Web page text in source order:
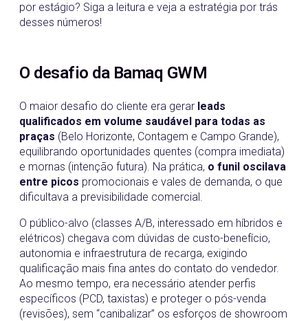
por estágio? Siga a leitura e veja a estratégia por trás
desses números!
O desafio da Bamaq GWM
O maior desafio do cliente era gerar leads
qualificados em volume saudável para todas as
praças (Belo Horizonte, Contagem e Campo Grande),
equilibrando oportunidades quentes (compra imediata)
e mornas (intenção futura). Na prática, o funil oscilava
entre picos promocionais e vales de demanda, o que
dificultava a previsibilidade comercial.
O público-alvo (classes A/B, interessado em híbridos e
elétricos) chegava com dúvidas de custo-benefício,
autonomia e infraestrutura de recarga, exigindo
qualificação mais fina antes do contato do vendedor.
Ao mesmo tempo, era necessário atender perfis
específicos (PCD, taxistas) e proteger o pós-venda
(revisões), sem “canibalizar” os esforços de showroom